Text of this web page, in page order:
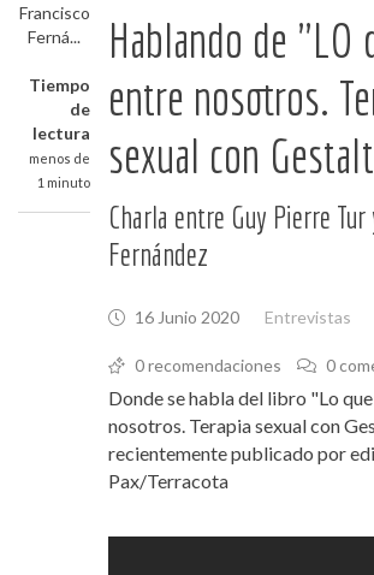
Francisco
Ferná...
Tiempo
de
lectura
menos de
1 minuto
Hablando de "LO
entre nosotros.
sexual con
Charla entre Guy Pierre Tur
Fernández
16 Junio 2020 Entrevistas
0 recomendaciones 0
Donde se habla del libro "Lo
nosotros. Terapia sexual con
recientemente publicado por
Pax/Terracota